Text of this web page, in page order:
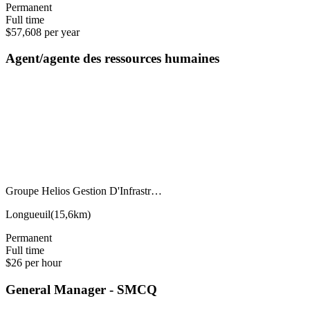
Permanent
Full time
$57,608 per year
Agent/agente des ressources humaines
Groupe Helios Gestion D'Infrastr…
Longueuil(15,6km)
Permanent
Full time
$26 per hour
General Manager - SMCQ